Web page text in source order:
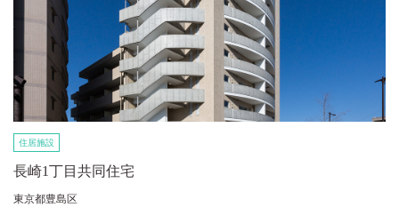
住居施設
長崎1丁目共同住宅
東京都豊島区